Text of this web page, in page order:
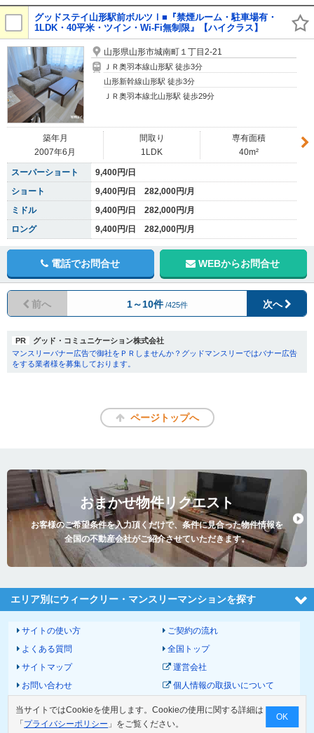
グッドステイ山形駅前ボルツⅠ■『禁煙ルーム・駐車場有・
1LDK・40平米・ツイン・Wi-Fi無制限』【ハイクラス】
山形県山形市城南町１丁目2-21
ＪＲ奥羽本線山形駅 徒歩3分
山形新幹線山形駅 徒歩3分
ＪＲ奥羽本線北山形駅 徒歩29分
築年月
2007年6月
間取り
1LDK
専有面積
40m²
スーパーショート
9,400円/日
ショート
9,400円/日 282,000円/月
ミドル
9,400円/日 282,000円/月
ロング
9,400円/日 282,000円/月
電話でお問合せ WEBからお問合せ
前へ 次へ
1～10件 /425件
PR
グッド・コミュニケーション株式会社
マンスリーバナー広告で御社をＰＲしませんか？グッドマンスリーではバナー広告
をする業者様を募集しております。
ページトップへ
おまかせ物件リクエスト
お客様のご希望条件を入力頂くだけで、条件に見合った物件情報を
全国の不動産会社がご紹介させていただきます。
エリア別にウィークリー・マンスリーマンションを探す
サイトの使い方
ご契約の流れ
よくある質問
全国トップ
サイトマップ
運営会社
お問い合わせ
個人情報の取扱いについて
利用規約
物件掲載に関して
当サイトではCookieを使用します。Cookieの使用に関する詳細は
「 プライバシーポリシー 」をご覧ください。
OK